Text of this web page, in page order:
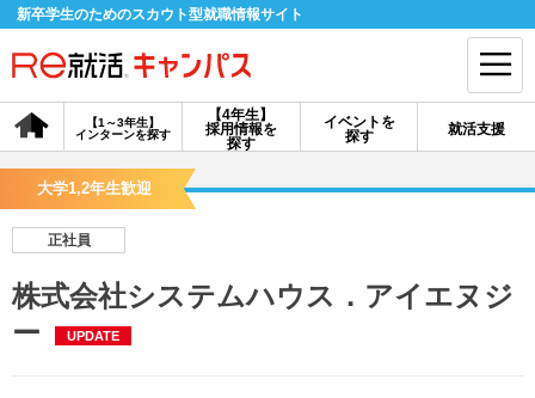
新卒学生のためのスカウト型就職情報サイト
【4年生】
採用情報を
探す
【1～3年生】
インターンを探す
イベントを
探す
就活支援
会員登録 ログイン
探す
【4年生】
大学1,2年生歓迎
正社員
株式会社システムハウス．アイエヌジ
ー
UPDATE